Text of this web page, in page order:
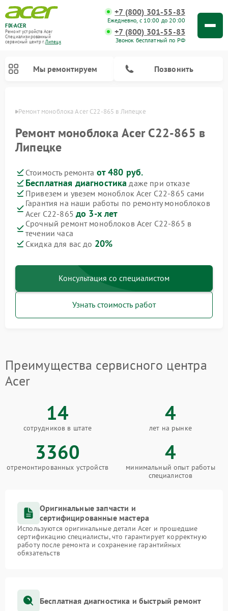
FIX-ACER
Ремонт устройств Acer
Специализированный
cервисный центр г.Липецк
+7 (800) 301-55-83
Ежедневно, с 10:00 до 20:00
+7 (800) 301-55-83
Звонок бесплатный по РФ
Мы ремонтируем Позвонить
Ремонт моноблока Acer C22-865 в Липецке
Ремонт моноблока Acer C22-865 в
Липецке
Стоимость ремонта от 480 руб.
Бесплатная диагностика даже при отказе
Привезем и увезем моноблок Acer C22-865 сами
Гарантия на наши работы по ремонту моноблоков
Acer C22-865 до 3-х лет
Срочный ремонт моноблоков Acer C22-865 в
течении часа
Скидка для вас до 20%
Консультация со специалистом
Узнать стоимость работ
Преимущества сервисного центра
Acer
14
сотрудников в штате
4
лет на рынке
3360
отремонтированных устройств
4
минимальный опыт работы
специалистов
Оригинальные запчасти и
сертифицированные мастера
Используются оригинальные детали Acer и прошедшие
сертификацию специалисты, что гарантирует корректную
работу после ремонта и сохранение гарантийных
обязательств
Бесплатная диагностика и быстрый ремонт